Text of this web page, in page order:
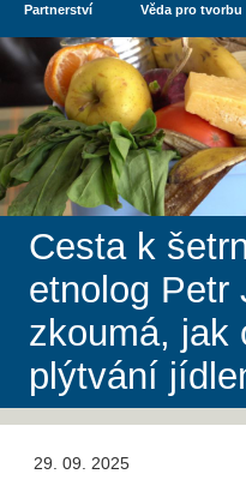
Partnerství Věda pro
Cesta k
etnolog Petr
zkoumá, jak
plýtvání
29. 09. 2025